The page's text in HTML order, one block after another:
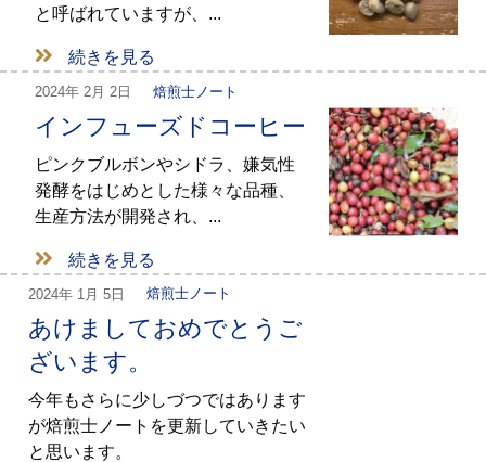
と呼ばれていますが、...
続きを見る
2024年 2月 2日 焙煎士ノート
インフューズドコーヒー
ピンクブルボンやシドラ、嫌気性
発酵をはじめとした様々な品種、
生産方法が開発され、...
続きを見る
2024年 1月 5日 焙煎士ノート
あけましておめでとうご
ざいます。
今年もさらに少しづつではあります
が焙煎士ノートを更新していきたい
と思います。